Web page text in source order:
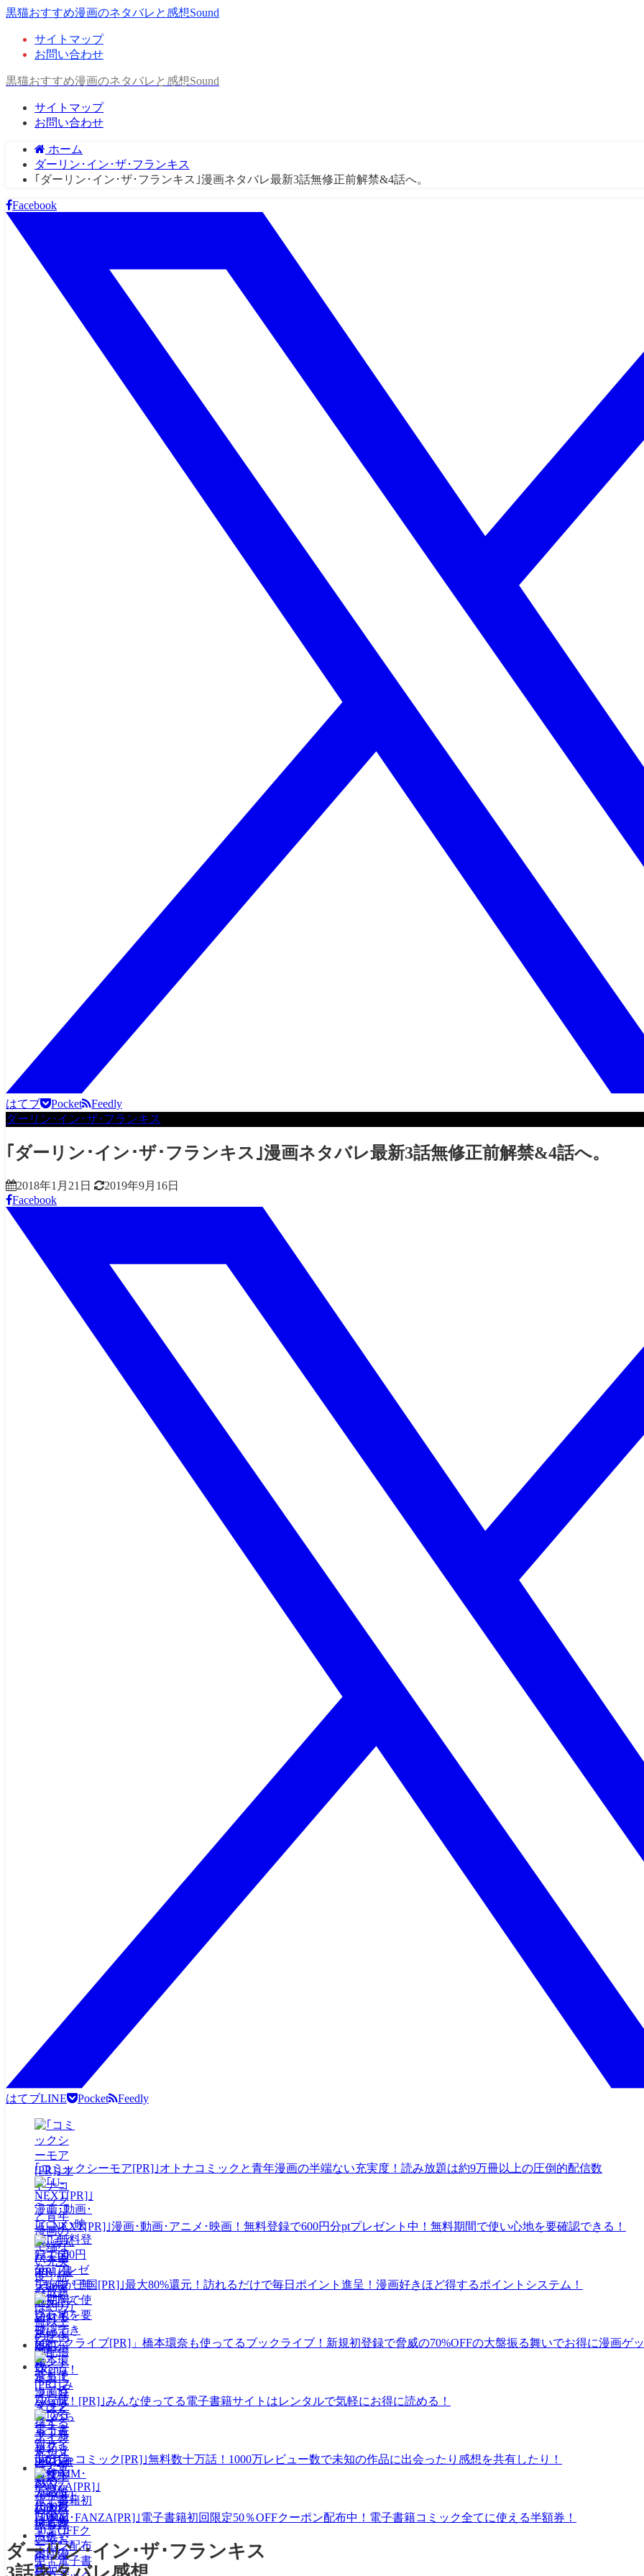
黒猫おすすめ漫画のネタバレと感想Sound
サイトマップ
お問い合わせ
黒猫おすすめ漫画のネタバレと感想Sound
サイトマップ
お問い合わせ
ホーム
ダーリン･イン･ザ･フランキス
｢ダーリン･イン･ザ･フランキス｣漫画ネタバレ最新3話無修正前解禁&4話へ。
Facebook
はてブ Pocket
Feedly
ダーリン･イン･ザ･フランキス
｢ダーリン･イン･ザ･フランキス｣漫画ネタバレ最新3話無修正前解禁&4話へ。
2018年1月21日
2019年9月16日
Facebook
はてブLINE Pocket Feedly
｢コミックシーモア[PR]｣オトナコミックと青年漫画の半端ない充実度！読み放題は約9万冊以上の圧倒的配信数
｢U-NEXT[PR]｣漫画･動画･アニメ･映画！無料登録で600円分ptプレゼント中！無料期間で使い心地を要確認できる！
｢まんが王国[PR]｣最大80%還元！訪れるだけで毎日ポイント進呈！漫画好きほど得するポイントシステム！
｢ブックライブ[PR]」橋本環奈も使ってるブックライブ！新規初登録で脅威の70%OFFの大盤振る舞いでお得に漫画ゲ
｢Renta！[PR]｣みんな使ってる電子書籍サイトはレンタルで気軽にお得に読める！
｢めちゃコミック[PR]｣無料数十万話！1000万レビュー数で未知の作品に出会ったり感想を共有したり！
｢DMM･FANZA[PR]｣電子書籍初回限定50％OFFクーポン配布中！電子書籍コミック全てに使える半額券！
ダーリン･イン･ザ･フランキス